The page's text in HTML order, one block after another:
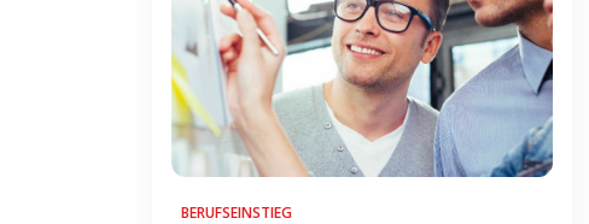
BERUFSEINSTIEG